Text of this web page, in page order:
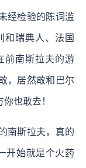
经检验的陈词滥
和瑞典人、法国
前南斯拉夫的游
，居然敢和巴尔
也敢去！
南斯拉夫，真的
开始就是个火药